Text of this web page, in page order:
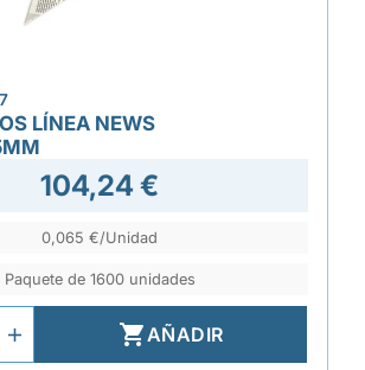
LÍNEA NEWS
104,24 €
0,065 €/Unidad
Paquete de 1600 unidades
AÑADIR